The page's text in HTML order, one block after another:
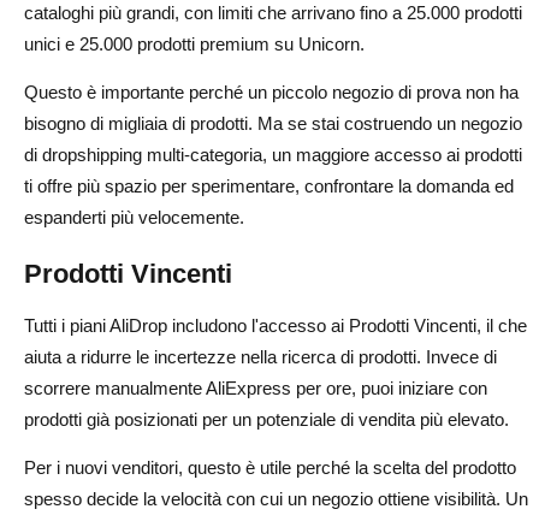
cataloghi più grandi, con limiti che arrivano fino a 25.000 prodotti
unici e 25.000 prodotti premium su Unicorn.
Questo è importante perché un piccolo negozio di prova non ha
bisogno di migliaia di prodotti. Ma se stai costruendo un negozio
di dropshipping multi-categoria, un maggiore accesso ai prodotti
ti offre più spazio per sperimentare, confrontare la domanda ed
espanderti più velocemente.
Prodotti Vincenti
Tutti i piani AliDrop includono l'accesso ai Prodotti Vincenti, il che
aiuta a ridurre le incertezze nella ricerca di prodotti. Invece di
scorrere manualmente AliExpress per ore, puoi iniziare con
prodotti già posizionati per un potenziale di vendita più elevato.
Per i nuovi venditori, questo è utile perché la scelta del prodotto
spesso decide la velocità con cui un negozio ottiene visibilità. Un